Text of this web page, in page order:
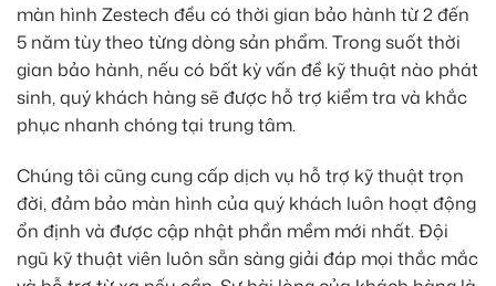
màn hình Zestech đều có thời gian bảo hành từ 2 đến
5 năm tùy theo từng dòng sản phẩm. Trong suốt thời
gian bảo hành, nếu có bất kỳ vấn đề kỹ thuật nào phát
sinh, quý khách hàng sẽ được hỗ trợ kiểm tra và khắc
phục nhanh chóng tại trung tâm.
Chúng tôi cũng cung cấp dịch vụ hỗ trợ kỹ thuật trọn
đời, đảm bảo màn hình của quý khách luôn hoạt động
ổn định và được cập nhật phần mềm mới nhất. Đội
ngũ kỹ thuật viên luôn sẵn sàng giải đáp mọi thắc mắc